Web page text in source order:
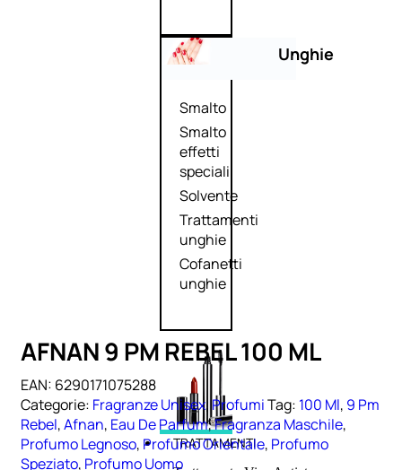
Unghie
Smalto
Smalto
effetti
speciali
Solvente
Trattamenti
unghie
Cofanetti
unghie
TRATTAMENTI
AFNAN 9 PM REBEL 100 ML
EAN: 6290171075288
Categorie: Fragranze Unisex, ProfumiTag: 100 Ml, 9 Pm
Rebel,Afnan, Eau De Parfum,Fragranza Maschile,
Profumo Legnoso, Profumo Orientale, Profumo
Speziato, Profumo Uomo